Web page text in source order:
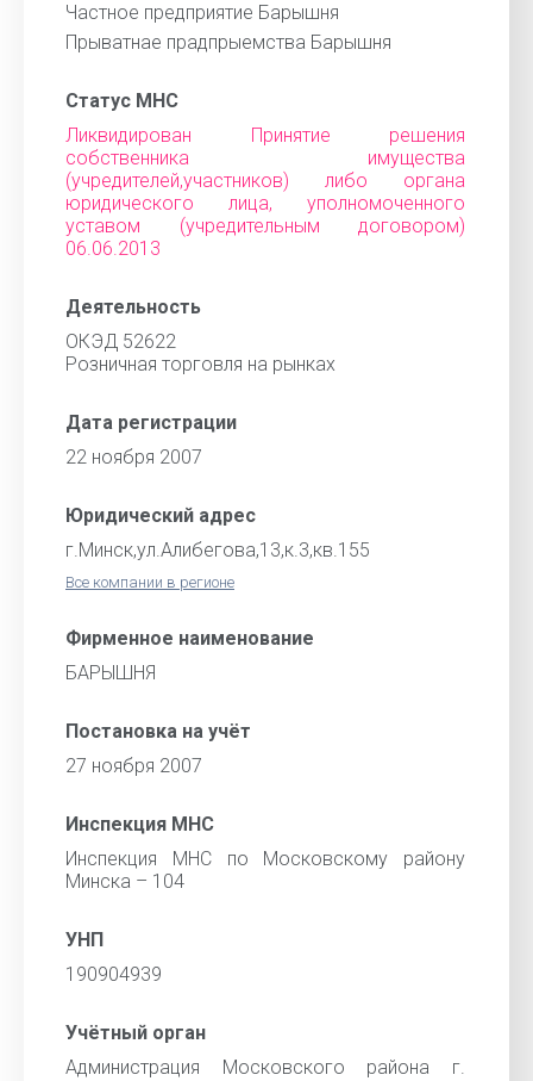
Частное предприятие Барышня
Прыватнае прадпрыемства Барышня
Статус МНС
Ликвидирован Принятие решения
собственника имущества
(учредителей,участников) либо органа
юридического лица, уполномоченного
уставом (учредительным договором)
06.06.2013
Деятельность
ОКЭД 52622
Розничная торговля на рынках
Дата регистрации
22 ноября 2007
Юридический адрес
г.Минск,ул.Алибегова,13,к.3,кв.155
Все компании в регионе
Фирменное наименование
БАРЫШНЯ
Постановка на учёт
27 ноября 2007
Инспекция МНС
Инспекция МНС по Московскому району
Минска – 104
УНП
190904939
Учётный орган
Администрация Московского района г.